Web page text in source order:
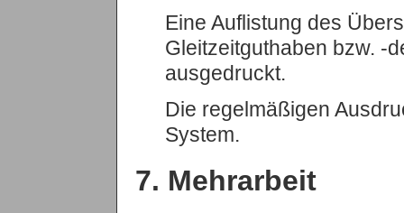
Eine Auflistung des
Gleitzeitguthaben bzw. -
ausgedruckt.
Die regelmäßigen
System.
7. Mehrarbeit